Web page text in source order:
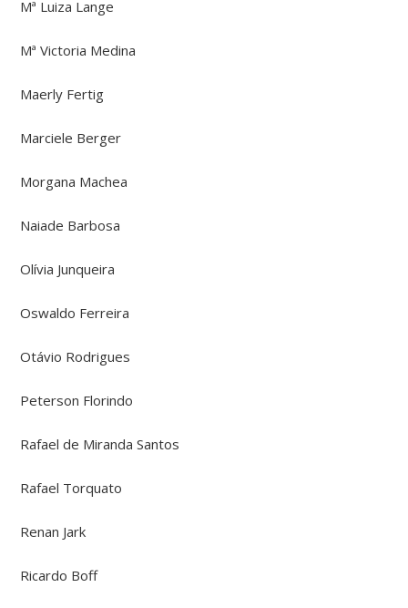
Mª Luiza Lange
Mª Victoria Medina
Maerly Fertig
Marciele Berger
Morgana Machea
Naiade Barbosa
Olívia Junqueira
Oswaldo Ferreira
Otávio Rodrigues
Peterson Florindo
Rafael de Miranda Santos
Rafael Torquato
Renan Jark
Ricardo Boff